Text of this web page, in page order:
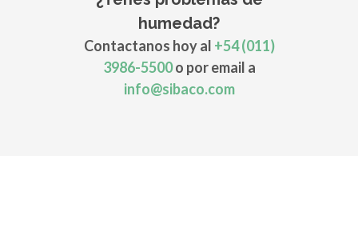
humedad?
Contactanos hoy al +54 (011)
3986-5500o por email a
info@sibaco.com